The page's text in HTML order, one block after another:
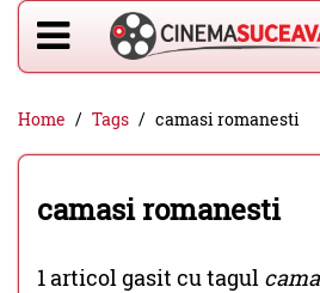
Home Tags camasi romanesti
camasi romanesti
1 articol gasit cu tagul